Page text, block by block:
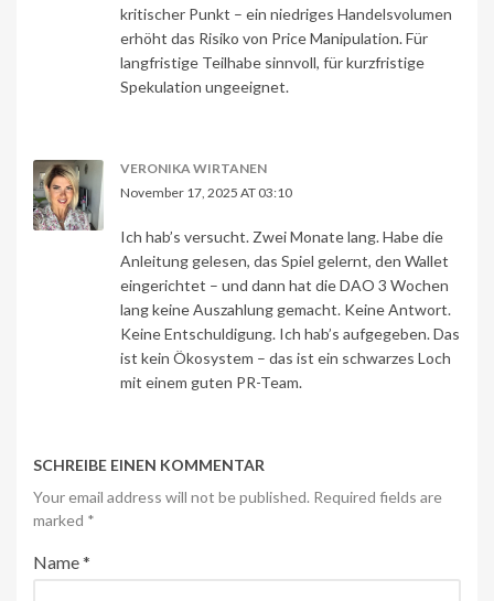
kritischer Punkt – ein niedriges Handelsvolumen
erhöht das Risiko von Price Manipulation. Für
langfristige Teilhabe sinnvoll, für kurzfristige
Spekulation ungeeignet.
VERONIKA WIRTANEN
November 17, 2025 AT 03:10
Ich hab’s versucht. Zwei Monate lang. Habe die
Anleitung gelesen, das Spiel gelernt, den Wallet
eingerichtet – und dann hat die DAO 3 Wochen
lang keine Auszahlung gemacht. Keine Antwort.
Keine Entschuldigung. Ich hab’s aufgegeben. Das
ist kein Ökosystem – das ist ein schwarzes Loch
mit einem guten PR-Team.
SCHREIBE EINEN KOMMENTAR
Your email address will not be published. Required fields are
marked *
Name*